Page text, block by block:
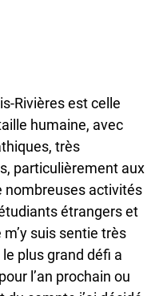
Rivières est celle
humaine, avec
très
particulièrement aux
nombreuses activités
étrangers et
suis sentie très
plus grand défi a
l’an prochain ou